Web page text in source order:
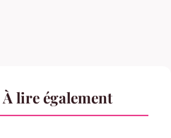
lire également